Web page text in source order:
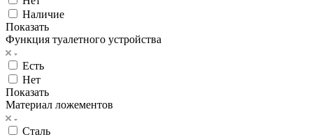
Наличие
Показать
Функция туалетного устройства
Есть
Нет
Показать
Материал ложементов
Сталь